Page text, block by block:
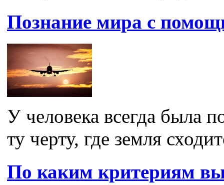
Познание мира с
У человека всегда была
ту черту, где земля
По каким критериям